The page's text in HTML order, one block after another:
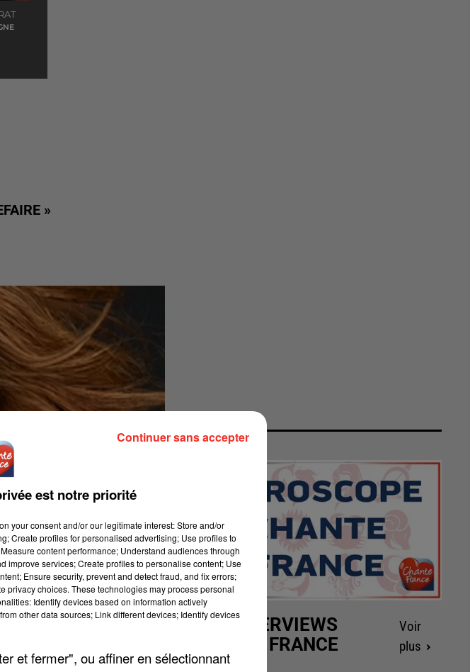
»
LES INTERVIEWS
CHANTE FRANCE
Voir
plus
est notre priorité
your consent and/or our legitimate interest: Store and/or
Create profiles for personalised advertising; Use profiles to
content performance; Understand audiences through
improve services; Create profiles to personalise content; Use
Ensure security, prevent and detect fraud, and fix errors;
privacy choices. These technologies may process personal
Identify devices based on information actively
other data sources; Link different devices; Identify devices
et fermer", ou affiner en sélectionnant
Continuer sans accepter